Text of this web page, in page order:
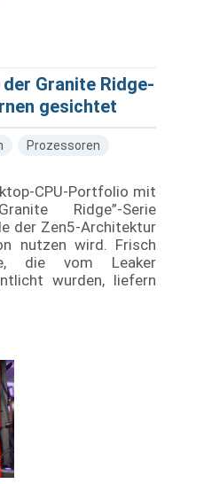
Granite Ridge-
gesichtet
Prozessoren
CPU-Portfolio mit
Ridge”-Serie
der Zen5-Architektur
nutzen wird. Frisch
die vom Leaker
wurden, liefern